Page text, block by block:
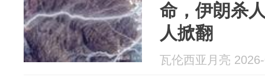
命，伊朗杀
人掀翻
瓦伦西亚月亮